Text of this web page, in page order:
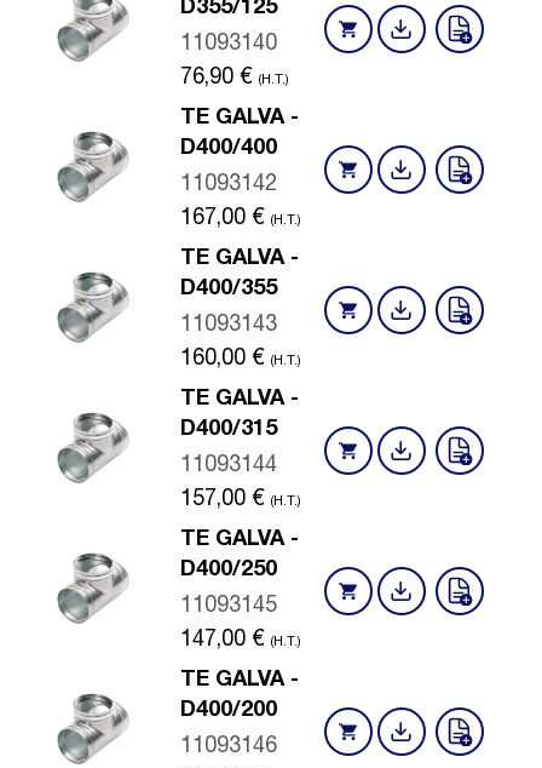
D355/125
11093140
76,90 € (H.T.)
TE GALVA -
D400/400
11093142
167,00 € (H.T.)
TE GALVA -
D400/355
11093143
160,00 € (H.T.)
TE GALVA -
D400/315
11093144
157,00 € (H.T.)
TE GALVA -
D400/250
11093145
147,00 € (H.T.)
TE GALVA -
D400/200
11093146